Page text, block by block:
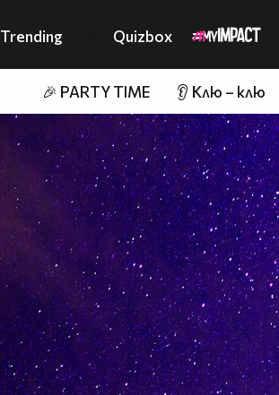
Trending Quizbox
🎉 PARTY TIME 👂 Клю – клю